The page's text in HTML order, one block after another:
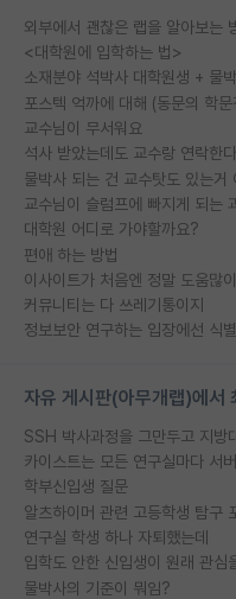
외부에서 괜찮은 랩을 알아보는
<대학원에 입학하는 법>
소재분야 석박사 대학원생 + 물
교수님이 무서워요
석사 받았는데도 교수랑 연락한
물박사 되는 건 교수탓도 있는거
교수님이 슬럼프에 빠지게 되는
대학원 어디로 가야할까요?
편애 하는 방법
이사이트가 처음엔 정말 도움많이
커뮤니티는 다 쓰레기통이지
자유 게시판(아무개랩)에서
카이스트는 모든 연구실마다 서
학부신입생 질문
알츠하이머 관련 고등학생 탐구
연구실 학생 하나 자퇴했는데
입학도 안한 신입생이 원래 관심
물박사의 기준이 뭐임?